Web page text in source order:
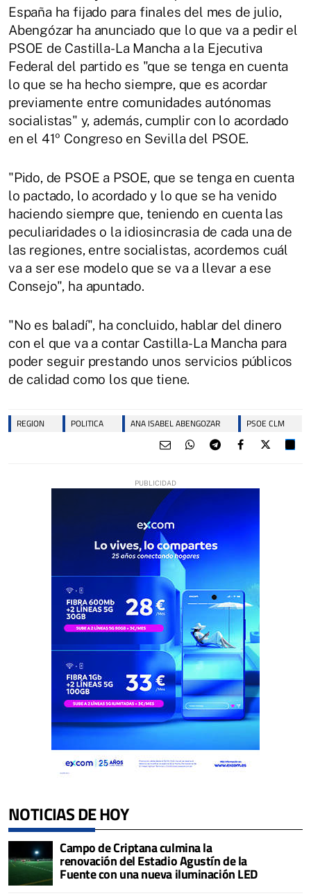
España ha fijado para finales del mes de julio,
Abengózar ha anunciado que lo que va a pedir el
PSOE de Castilla-La Mancha a la Ejecutiva
Federal del partido es "que se tenga en cuenta
lo que se ha hecho siempre, que es acordar
previamente entre comunidades autónomas
socialistas" y, además, cumplir con lo acordado
en el 41º Congreso en Sevilla del PSOE.
"Pido, de PSOE a PSOE, que se tenga en cuenta
lo pactado, lo acordado y lo que se ha venido
haciendo siempre que, teniendo en cuenta las
peculiaridades o la idiosincrasia de cada una de
las regiones, entre socialistas, acordemos cuál
va a ser ese modelo que se va a llevar a ese
Consejo", ha apuntado.
"No es baladí", ha concluido, hablar del dinero
con el que va a contar Castilla-La Mancha para
poder seguir prestando unos servicios públicos
de calidad como los que tiene.
REGION POLITICA ANA ISABEL ABENGOZAR PSOE CLM
NOTICIAS DE HOY
Campo de Criptana culmina la
renovación del Estadio Agustín de la
Fuente con una nueva iluminación LED